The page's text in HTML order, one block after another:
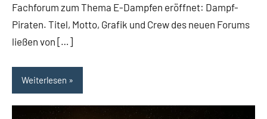
Fachforum zum Thema E-Dampfen eröffnet: Dampf-
Piraten. Titel, Motto, Grafik und Crew des neuen Forums
ließen von […]
Weiterlesen